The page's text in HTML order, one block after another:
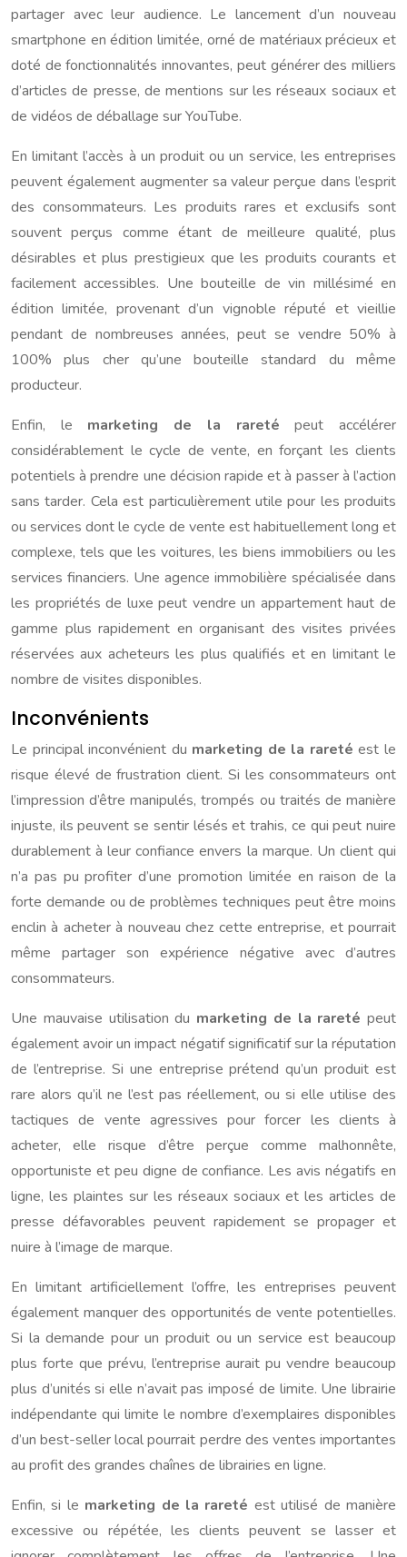
partager avec leur audience. Le lancement d’un nouveau
smartphone en édition limitée, orné de matériaux précieux et
doté de fonctionnalités innovantes, peut générer des milliers
d’articles de presse, de mentions sur les réseaux sociaux et
de vidéos de déballage sur YouTube.
En limitant l’accès à un produit ou un service, les entreprises
peuvent également augmenter sa valeur perçue dans l’esprit
des consommateurs. Les produits rares et exclusifs sont
souvent perçus comme étant de meilleure qualité, plus
désirables et plus prestigieux que les produits courants et
facilement accessibles. Une bouteille de vin millésimé en
édition limitée, provenant d’un vignoble réputé et vieillie
pendant de nombreuses années, peut se vendre 50% à
100% plus cher qu’une bouteille standard du même
producteur.
Enfin, le marketing de la raretépeut accélérer
considérablement le cycle de vente, en forçant les clients
potentiels à prendre une décision rapide et à passer à l’action
sans tarder. Cela est particulièrement utile pour les produits
ou services dont le cycle de vente est habituellement long et
complexe, tels que les voitures, les biens immobiliers ou les
services financiers. Une agence immobilière spécialisée dans
les propriétés de luxe peut vendre un appartement haut de
gamme plus rapidement en organisant des visites privées
réservées aux acheteurs les plus qualifiés et en limitant le
nombre de visites disponibles.
Inconvénients
Le principal inconvénient du marketing de la raretéest le
risque élevé de frustration client. Si les consommateurs ont
l’impression d’être manipulés, trompés ou traités de manière
injuste, ils peuvent se sentir lésés et trahis, ce qui peut nuire
durablement à leur confiance envers la marque. Un client qui
n’a pas pu profiter d’une promotion limitée en raison de la
forte demande ou de problèmes techniques peut être moins
enclin à acheter à nouveau chez cette entreprise, et pourrait
même partager son expérience négative avec d’autres
consommateurs.
Une mauvaise utilisation du marketing de la rareté peut
également avoir un impact négatif significatif sur la réputation
de l’entreprise. Si une entreprise prétend qu’un produit est
rare alors qu’il ne l’est pas réellement, ou si elle utilise des
tactiques de vente agressives pour forcer les clients à
acheter, elle risque d’être perçue comme malhonnête,
opportuniste et peu digne de confiance. Les avis négatifs en
ligne, les plaintes sur les réseaux sociaux et les articles de
presse défavorables peuvent rapidement se propager et
nuire à l’image de marque.
En limitant artificiellement l’offre, les entreprises peuvent
également manquer des opportunités de vente potentielles.
Si la demande pour un produit ou un service est beaucoup
plus forte que prévu, l’entreprise aurait pu vendre beaucoup
plus d’unités si elle n’avait pas imposé de limite. Une librairie
indépendante qui limite le nombre d’exemplaires disponibles
d’un best-seller local pourrait perdre des ventes importantes
au profit des grandes chaînes de librairies en ligne.
Enfin, si le marketing de la rareté est utilisé de manière
excessive ou répétée, les clients peuvent se lasser et